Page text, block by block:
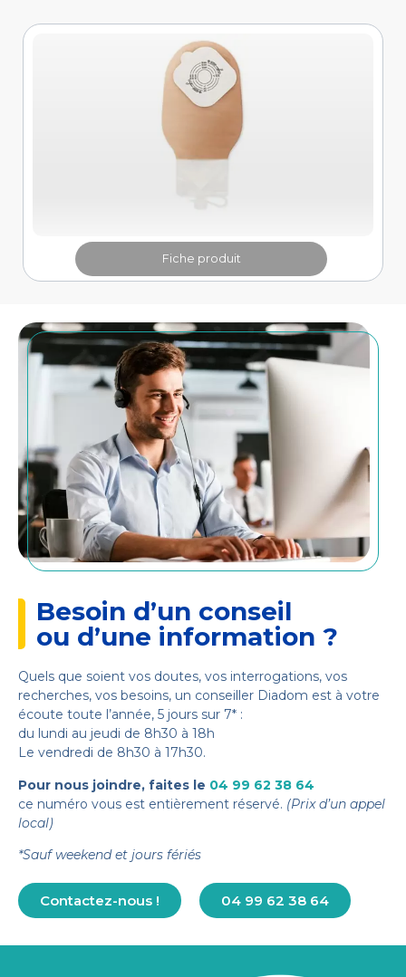
Fiche produit
Besoin d’un conseil
ou d’une information ?
Quels que soient vos doutes, vos interrogations, vos
recherches, vos besoins, un conseiller Diadom est à votre
écoute toute l’année, 5 jours sur 7* :
du lundi au jeudi de 8h30 à 18h
Le vendredi de 8h30 à 17h30.
Pour nous joindre, faites le 04 99 62 38 64
ce numéro vous est entièrement réservé. (Prix d’un appel
local)
*Sauf weekend et jours fériés
Contactez-nous ! 04 99 62 38 64